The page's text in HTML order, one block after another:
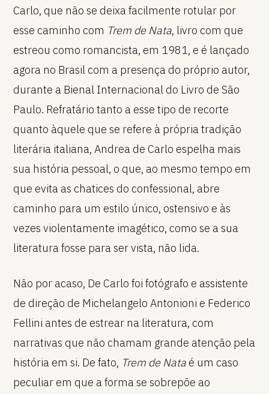
Carlo, que não se deixa facilmente rotular por
esse caminho com Trem de Nata, livro com que
estreou como romancista, em 1981, e é lançado
agora no Brasil com a presença do próprio autor,
durante a Bienal Internacional do Livro de São
Paulo. Refratário tanto a esse tipo de recorte
quanto àquele que se refere à própria tradição
literária italiana, Andrea de Carlo espelha mais
sua história pessoal, o que, ao mesmo tempo em
que evita as chatices do confessional, abre
caminho para um estilo único, ostensivo e às
vezes violentamente imagético, como se a sua
literatura fosse para ser vista, não lida.
Não por acaso, De Carlo foi fotógrafo e assistente
de direção de Michelangelo Antonioni e Federico
Fellini antes de estrear na literatura, com
narrativas que não chamam grande atenção pela
história em si. De fato, Trem de Nataé um caso
peculiar em que a forma se sobrepõe ao